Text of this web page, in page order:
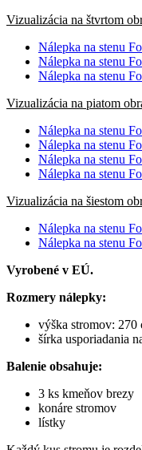
Vizualizácia na štvrtom
Nálepka na stenu
Nálepka na stenu
Nálepka na stenu
Vizualizácia na piatom
Nálepka na stenu
Nálepka na stenu
Nálepka na stenu
Nálepka na stenu
Vizualizácia na šiestom
Nálepka na stenu
Nálepka na stenu
Vyrobené v EÚ.
Rozmery nálepky:
výška stromov: 270
šírka usporiadania
Balenie obsahuje:
3 ks kmeňov brezy
konáre stromov
lístky